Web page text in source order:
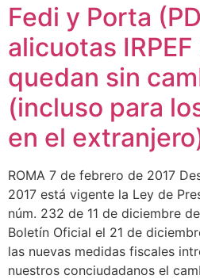
Fedi y Porta
alicuotas IRPEF
quedan sin
(incluso para
en el
ROMA 7 de febrero de 2017
2017 está vigente la Ley de
núm. 232 de 11 de diciembre
Boletín Oficial el 21 de
las nuevas medidas fiscales
nuestros conciudadanos el